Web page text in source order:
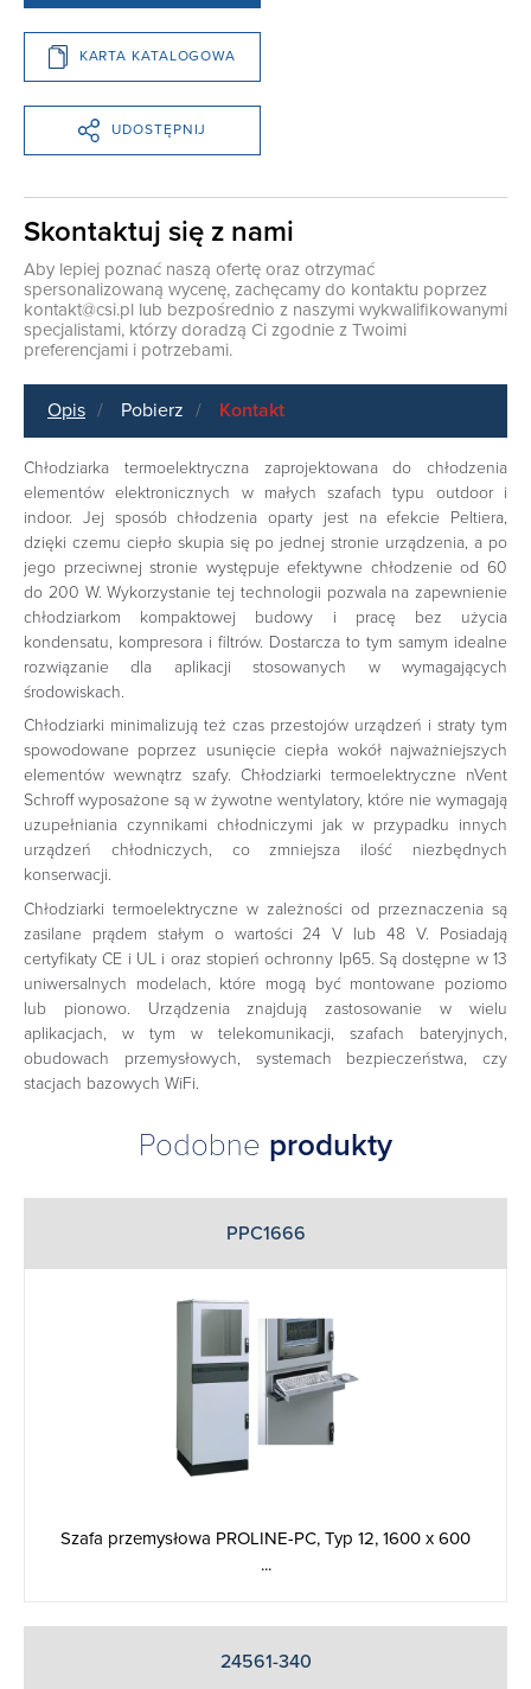
KARTA KATALOGOWA
UDOSTĘPNIJ
Skontaktuj się z nami
Aby lepiej poznać naszą ofertę oraz otrzymać
spersonalizowaną wycenę, zachęcamy do kontaktu poprzez
kontakt@csi.pl lub bezpośrednio z naszymi wykwalifikowanymi
specjalistami, którzy doradzą Ci zgodnie z Twoimi
preferencjami i potrzebami.
Opis Pobierz Kontakt
Chłodziarka termoelektryczna zaprojektowana do chłodzenia
elementów elektronicznych w małych szafach typu outdoor i
indoor. Jej sposób chłodzenia oparty jest na efekcie Peltiera,
dzięki czemu ciepło skupia się po jednej stronie urządzenia, a po
jego przeciwnej stronie występuje efektywne chłodzenie od 60
do 200 W. Wykorzystanie tej technologii pozwala na zapewnienie
chłodziarkom kompaktowej budowy i pracę bez użycia
kondensatu, kompresora i filtrów. Dostarcza to tym samym idealne
rozwiązanie dla aplikacji stosowanych w wymagających
środowiskach.
Chłodziarki minimalizują też czas przestojów urządzeń i straty tym
spowodowane poprzez usunięcie ciepła wokół najważniejszych
elementów wewnątrz szafy. Chłodziarki termoelektryczne nVent
Schroff wyposażone są w żywotne wentylatory, które nie wymagają
uzupełniania czynnikami chłodniczymi jak w przypadku innych
urządzeń chłodniczych, co zmniejsza ilość niezbędnych
konserwacji.
Chłodziarki termoelektryczne w zależności od przeznaczenia są
zasilane prądem stałym o wartości 24 V lub 48 V. Posiadają
certyfikaty CE i UL i oraz stopień ochronny Ip65. Są dostępne w 13
uniwersalnych modelach, które mogą być montowane poziomo
lub pionowo. Urządzenia znajdują zastosowanie w wielu
aplikacjach, w tym w telekomunikacji, szafach bateryjnych,
obudowach przemysłowych, systemach bezpieczeństwa, czy
stacjach bazowych WiFi.
Podobne produkty
PPC1666
Szafa przemysłowa PROLINE-PC, Typ 12, 1600 x 600
...
24561-340